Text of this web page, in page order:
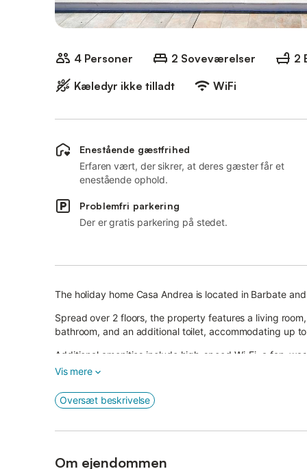
4 Personer 2 Soveværelser 2
Kæledyr ikke tilladt
WiFi
Enestående gæstfrihed
Erfaren vært, der sikrer, at deres gæster får et
enestående ophold.
Problemfri parkering
Der er gratis parkering på stedet.
The holiday home Casa Andrea is located in Barbate
Spread over 2 floors, the property features a living
bathroom, and an additional toilet, accommodating up
Additional amenities include high-speed Wi-Fi, a fan,
There is also a shared outdoor area with a pool,
Parking is available on the property.
Families with children are welcome.
Vis mere
Oversæt beskrivelse
Om ejendommen